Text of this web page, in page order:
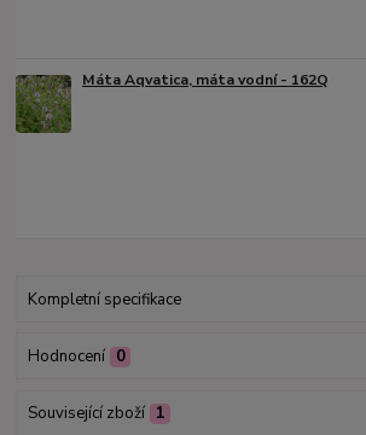
Máta Aqvatica, máta vodní - 162Q
Kompletní specifikace
Hodnocení 0
Související zboží 1